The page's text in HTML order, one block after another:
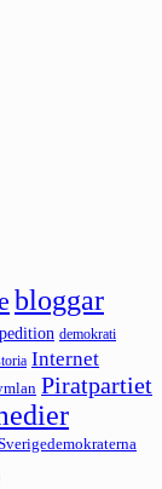
bloggar
demokrati
Internet
Piratpartiet